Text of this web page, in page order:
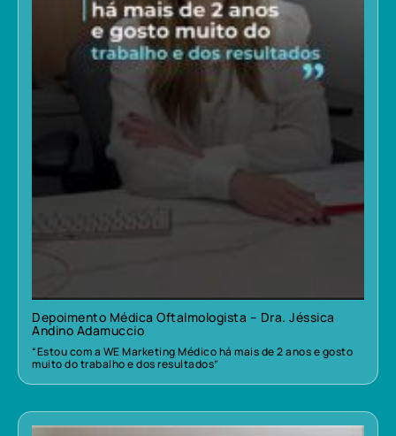
Depoimento Médica Oftalmologista – Dra. Jéssica
Andino Adamuccio
“Estou com a WE Marketing Médico há mais de 2 anos e gosto
muito do trabalho e dos resultados”